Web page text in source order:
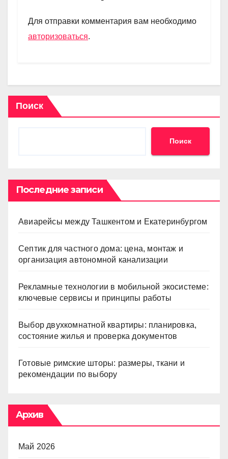
m p
p
a
и
Для отправки комментария вам необходимо
авторизоваться.
Поиск
Поиск
Последние записи
Авиарейсы между Ташкентом и Екатеринбургом
Септик для частного дома: цена, монтаж и
организация автономной канализации
Рекламные технологии в мобильной экосистеме:
ключевые сервисы и принципы работы
Выбор двухкомнатной квартиры: планировка,
состояние жилья и проверка документов
Готовые римские шторы: размеры, ткани и
рекомендации по выбору
Архив
Май 2026